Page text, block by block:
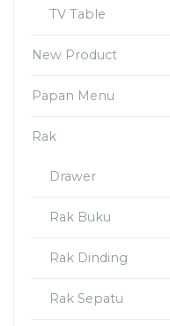
TV Table
New Product
Papan Menu
Rak
Drawer
Rak Buku
Rak Dinding
Rak Sepatu